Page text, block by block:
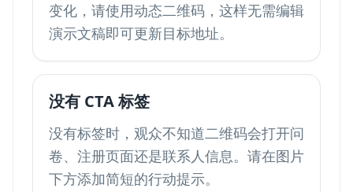
变化，请使用动态二维码，这样无需编辑
演示文稿即可更新目标地址。
没有 CTA 标签
没有标签时，观众不知道二维码会打开问
卷、注册页面还是联系人信息。请在图片
下方添加简短的行动提示。